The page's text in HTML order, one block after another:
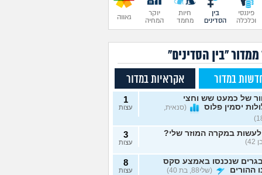
פיננסי
וכלכלה
בין
הסדינים
חיות
מחמד
יוקר
המחיה
גאווה
ממדור "בין הסדינים"
במדור אקראיות במדור
של כמעט שש וחצי
יסמין פלוס
(סנאית,
1
עצות
במקרה המוזר שלי? 3
עצות
שנכנסו באמצע סקס
ההורים
(שלי88, בת 40)
8
עצות